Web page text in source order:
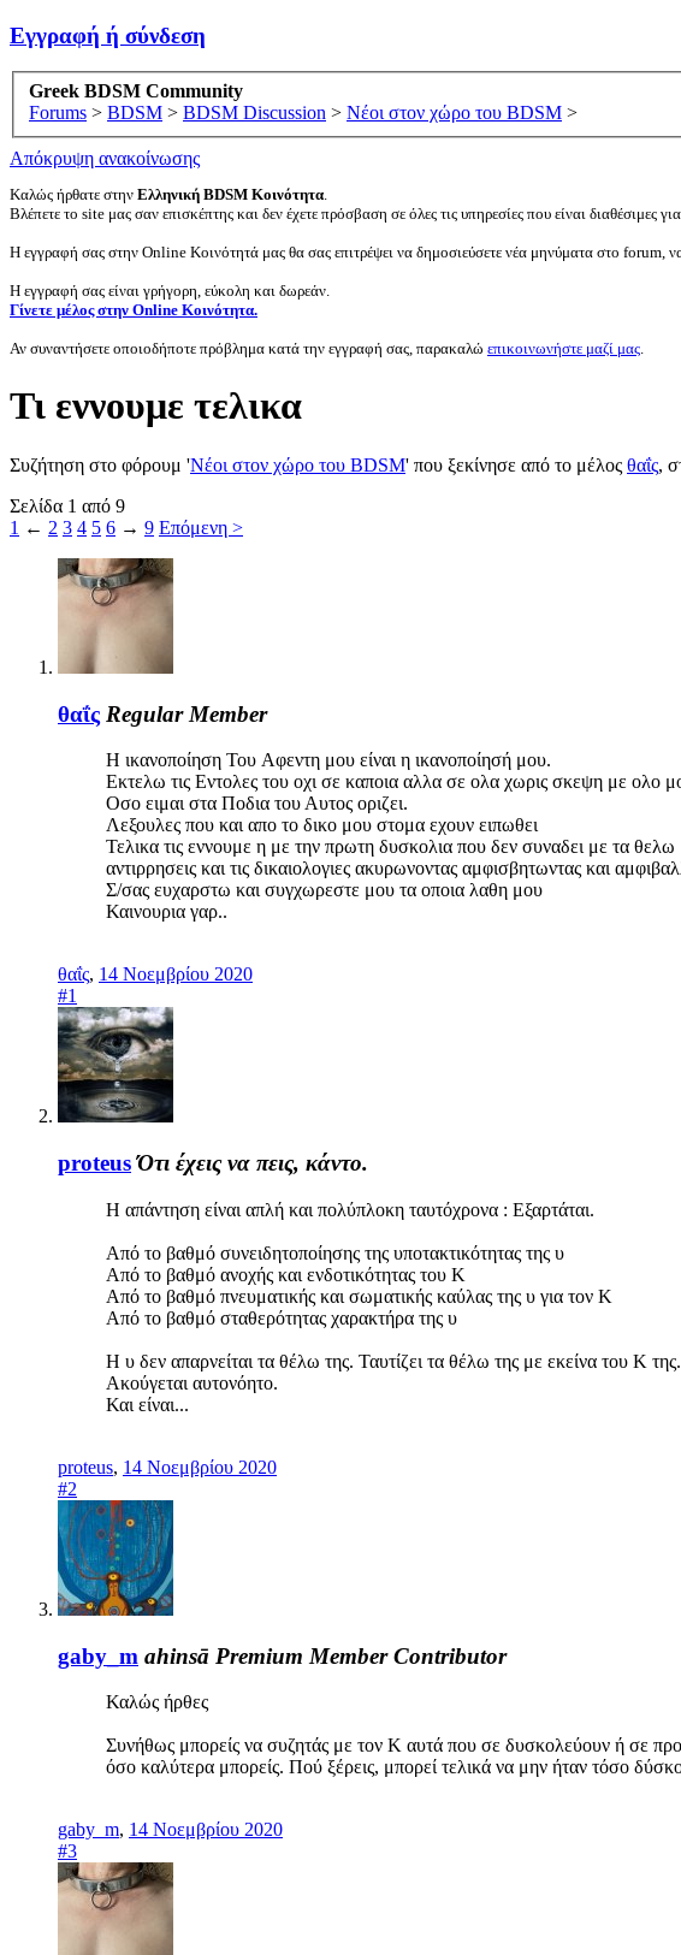
Εγγραφή ή σύνδεση
Greek BDSM Community
Forums > BDSM > BDSM Discussion > Νέοι στον χώρο του BDSM >
Απόκρυψη ανακοίνωσης
Καλώς ήρθατε στην Ελληνική BDSM Κοινότητα.
Βλέπετε το site μας σαν επισκέπτης και δεν έχετε πρόσβαση σε όλες τις υπηρεσίες που είναι διαθέσιμες
Η εγγραφή σας στην Online Κοινότητά μας θα σας επιτρέψει να δημοσιεύσετε νέα μηνύματα στο
Η εγγραφή σας είναι γρήγορη, εύκολη και δωρεάν.
Γίνετε μέλος στην Online Κοινότητα.
Αν συναντήσετε οποιοδήποτε πρόβλημα κατά την εγγραφή σας, παρακαλώ επικοινωνήστε μαζί μας.
Τι εννουμε τελικα
Συζήτηση στο φόρουμ 'Νέοι στον χώρο του BDSM' που ξεκίνησε από το μέλος θαΐς,
Σελίδα 1 από 9
1 ← 2 3 4 5 6 → 9 Επόμενη >
θαΐς Regular Member
H ικανοποίηση Του Aφεντη μου είναι η ικανοποίησή μου.
Εκτελω τις Εντολες του οχι σε καποια αλλα σε ολα χωρις σκεψη με ολο
Οσο ειμαι στα Ποδια του Αυτος οριζει.
Λεξουλες που και απο το δικο μου στομα εχουν ειπωθει
Τελικα τις εννουμε η με την πρωτη δυσκολια που δεν συναδει με τα
αντιρρησεις και τις δικαιολογιες ακυρωνοντας αμφισβητωντας και
Σ/σας ευχαρστω και συγχωρεστε μου τα οποια λαθη μου
Καινουρια γαρ..
θαΐς, 14 Νοεμβρίου 2020
#1
proteus Ότι έχεις να πεις, κάντο.
Η απάντηση είναι απλή και πολύπλοκη ταυτόχρονα : Εξαρτάται.
Από το βαθμό συνειδητοποίησης της υποτακτικότητας της υ
Από το βαθμό ανοχής και ενδοτικότητας του Κ
Από το βαθμό πνευματικής και σωματικής καύλας της υ για τον Κ
Από το βαθμό σταθερότητας χαρακτήρα της υ
Η υ δεν απαρνείται τα θέλω της. Ταυτίζει τα θέλω της με εκείνα του Κ
Ακούγεται αυτονόητο.
Και είναι...
proteus, 14 Νοεμβρίου 2020
#2
gaby_m ahinsā Premium Member Contributor
Καλώς ήρθες
Συνήθως μπορείς να συζητάς με τον Κ αυτά που σε δυσκολεύουν ή σε
όσο καλύτερα μπορείς. Πού ξέρεις, μπορεί τελικά να μην ήταν τόσο
gaby_m, 14 Νοεμβρίου 2020
#3